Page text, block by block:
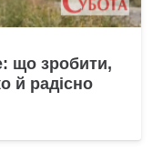
що зробити,
й радісно